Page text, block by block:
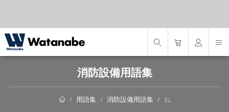
消防設備用語集
用語集 消防設備用語集 ね